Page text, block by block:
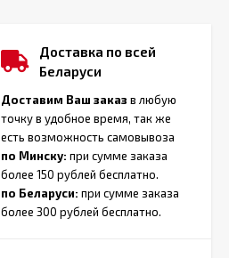
Доставка по всей
Беларуси
Доставим Ваш заказ в любую
точку в удобное время, так же
есть возможность самовывоза
по Минску: при сумме заказа
более 150 рублей бесплатно.
по Беларуси: при сумме заказа
более 300 рублей бесплатно.